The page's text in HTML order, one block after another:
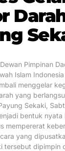
Pimpinan
Islam
menggelar
yang
Sekaki,
bentuk nyata
mempererat
yang
tersebut dipimpin